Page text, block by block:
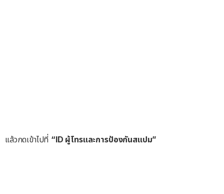
แล้วกดเข้าไปที่ “ID ผู้โทรและการป้องกันสแปม”